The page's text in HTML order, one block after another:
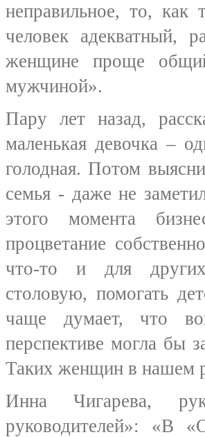
неправильное, то, как
человек адекватный,
женщине проще
мужчиной».
Пару лет назад,
маленькая девочка –
голодная. Потом
семья - даже не
этого момента
процветание
что-то и для
столовую, помогать
чаще думает, что
перспективе могла бы
Таких женщин в нашем
Инна Чигарева,
руководителей»: «В